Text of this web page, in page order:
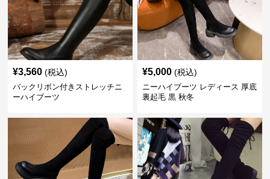
¥3,560 (税込)
バックリボン付きストレッチニ
ーハイブーツ
¥5,000 (税込)
ニーハイブーツ レディース 厚底
裏起毛 黒 秋冬